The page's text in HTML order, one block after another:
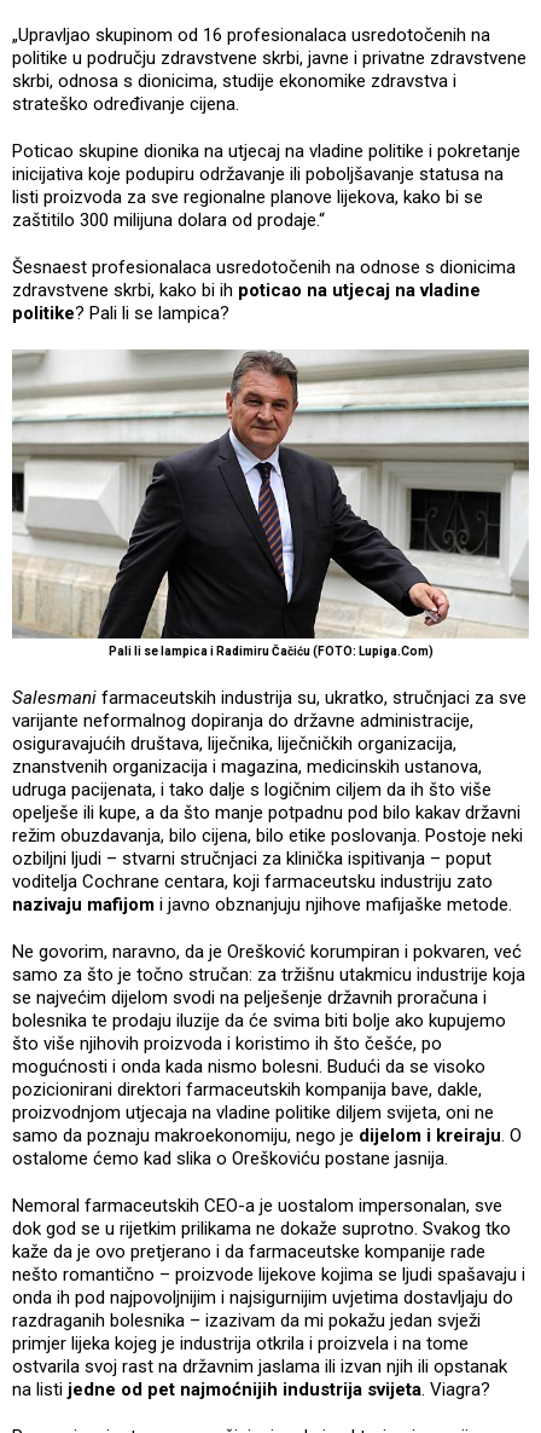
„Upravljao skupinom od 16 profesionalaca usredotočenih na
politike u području zdravstvene skrbi, javne i privatne zdravstvene
skrbi, odnosa s dionicima, studije ekonomike zdravstva i
strateško određivanje cijena.
Poticao skupine dionika na utjecaj na vladine politike i pokretanje
inicijativa koje podupiru održavanje ili poboljšavanje statusa na
listi proizvoda za sve regionalne planove lijekova, kako bi se
zaštitilo 300 milijuna dolara od prodaje.“
Šesnaest profesionalaca usredotočenih na odnose s dionicima
zdravstvene skrbi, kako bi ih poticao na utjecaj na vladine
politike? Pali li se lampica?
Pali li se lampica i Radimiru Čačiću (FOTO: Lupiga.Com)
Salesmani farmaceutskih industrija su, ukratko, stručnjaci za sve
varijante neformalnog dopiranja do državne administracije,
osiguravajućih društava, liječnika, liječničkih organizacija,
znanstvenih organizacija i magazina, medicinskih ustanova,
udruga pacijenata, i tako dalje s logičnim ciljem da ih što više
opelješe ili kupe, a da što manje potpadnu pod bilo kakav državni
režim obuzdavanja, bilo cijena, bilo etike poslovanja. Postoje neki
ozbiljni ljudi – stvarni stručnjaci za klinička ispitivanja – poput
voditelja Cochrane centara, koji farmaceutsku industriju zato
nazivaju mafijom i javno obznanjuju njihove mafijaške metode.
Ne govorim, naravno, da je Orešković korumpiran i pokvaren, već
samo za što je točno stručan: za tržišnu utakmicu industrije koja
se najvećim dijelom svodi na pelješenje državnih proračuna i
bolesnika te prodaju iluzije da će svima biti bolje ako kupujemo
što više njihovih proizvoda i koristimo ih što češće, po
mogućnosti i onda kada nismo bolesni. Budući da se visoko
pozicionirani direktori farmaceutskih kompanija bave, dakle,
proizvodnjom utjecaja na vladine politike diljem svijeta, oni ne
samo da poznaju makroekonomiju, nego je dijelom i kreiraju. O
ostalome ćemo kad slika o Oreškoviću postane jasnija.
Nemoral farmaceutskih CEO-a je uostalom impersonalan, sve
dok god se u rijetkim prilikama ne dokaže suprotno. Svakog tko
kaže da je ovo pretjerano i da farmaceutske kompanije rade
nešto romantično – proizvode lijekove kojima se ljudi spašavaju i
onda ih pod najpovoljnijim i najsigurnijim uvjetima dostavljaju do
razdraganih bolesnika – izazivam da mi pokažu jedan svježi
primjer lijeka kojeg je industrija otkrila i proizvela i na tome
ostvarila svoj rast na državnim jaslama ili izvan njih ili opstanak
na listi jedne od pet najmoćnijih industrija svijeta. Viagra?